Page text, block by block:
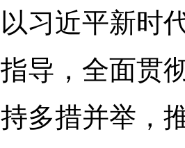
以习近平新时
指导，全面贯
持多措并举，